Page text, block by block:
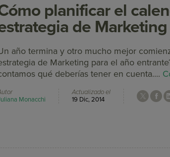
planificar el
de
año termina y otro mucho mejor
de Marketing para el año
qué deberías tener en cuenta....
Monacchi
Actualizado el
19 Dic, 2014